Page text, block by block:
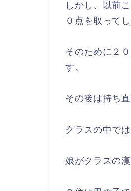
しかし、以前
０点を取って
そのために２
す。
その後は持ち
クラスの中で
娘がクラスの